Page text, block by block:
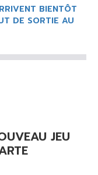
BIENTÔT
DE SORTIE AU
JEU